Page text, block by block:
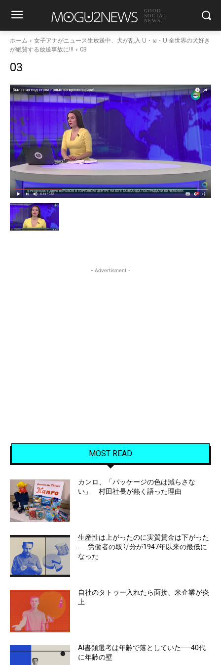
GOOD
SOCIAL
NEWS
ホーム
女子アナがニュース生放送中、犬が乱入 U・ω・U 全世界の犬好き
が絶賛する放送事故に!!!
03
03
- Advertisment -
MOST READ
カンロ、「パッケージの色は減らさな
い」 村田社長が熱く語った理由
生産性は上がったのに実質賃金は下がった
──労働者の取り分が1947年以来の最低に
なった
自社のタトゥー入れたら面接、米企業が炎
上
AI書類選考は年齢で落としていた──40代
に年齢の壁